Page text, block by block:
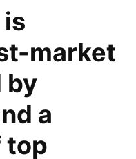
is
market
by
a
top